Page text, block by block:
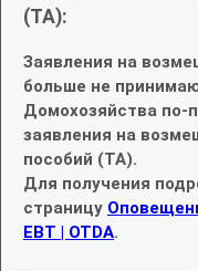
(TA):
Заявления на
больше не
Домохозяйства по-
заявления на
пособий (TA).
Для получения
страницу
EBT | OTDA.